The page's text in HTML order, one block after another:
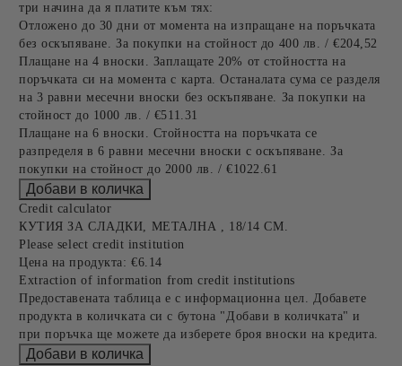
три начина да я платите към тях:
Отложено до 30 дни от момента на изпращане на поръчката
без оскъпяване. За покупки на стойност до 400 лв. / €204,52
Плащане на 4 вноски. Заплащате 20% от стойността на
поръчката си на момента с карта. Останалата сума се разделя
на 3 равни месечни вноски без оскъпяване. За покупки на
стойност до 1000 лв. / €511.31
Плащане на 6 вноски. Стойността на поръчката се
разпределя в 6 равни месечни вноски с оскъпяване. За
покупки на стойност до 2000 лв. / €1022.61
Credit calculator
КУТИЯ ЗА СЛАДКИ, МЕТАЛНА , 18/14 СМ.
Please select credit institution
Цена на продукта: €6.14
Extraction of information from credit institutions
Предоставената таблица е с информационна цел. Добавете
продукта в количката си с бутона "Добави в количката" и
при поръчка ще можете да изберете броя вноски на кредита.